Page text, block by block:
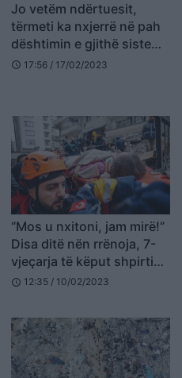
Jo vetëm ndërtuesit,
tërmeti ka nxjerrë në pah
dështimin e gjithë sistemit
politik dhe ekonomik në
schedule 17:56 / 17/02/2023
“Mos u nxitoni, jam mirë!”
Disa ditë nën rrënoja, 7-
vjeçarja të këput shpirtin
me përgjigjen ndaj
schedule 12:35 / 10/02/2023